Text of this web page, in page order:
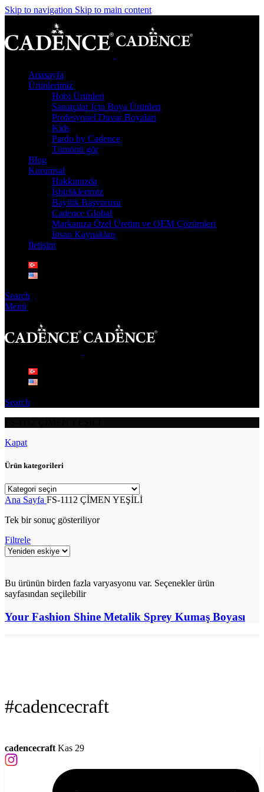
Skip to navigation Skip to main content
Anasayfa
Ürünlerimiz
Hobi Ürünleri
Sanatçılar İçin Boya Ürünleri
Profesyonel Duvar Boyaları
Kids
Pardo by Cadence
Tümünü gör
Blog
Kurumsal
Hakkımızda
İşbirliklerimiz
Bayilik Başvurusu
Cadence Global
Markanıza Özel Üretim ve OEM Çözümleri
İnsan Kaynakları
İletişim
Search
Menü
Search
Kapat
Ürün kategorileri
Ana Sayfa FS-1112 ÇİMEN YEŞİLİ
Tek bir sonuç gösteriliyor
Filtrele
Bu ürünün birden fazla varyasyonu var. Seçenekler ürün
sayfasından seçilebilir
Your Fashion Shine Metalik Sprey Kumaş Boyası
#cadencecraft
cadencecraft Kas 29